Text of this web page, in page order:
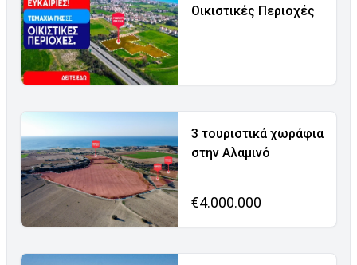
Οικιστικές Περιοχές
3 τουριστικά χωράφια
στην Αλαμινό
€4.000.000